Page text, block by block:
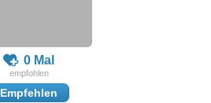
0 Mal
Empfehlen